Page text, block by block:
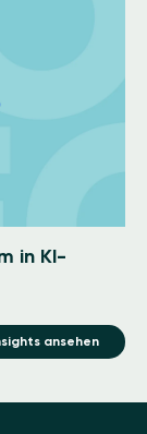
in KI-
ansehen